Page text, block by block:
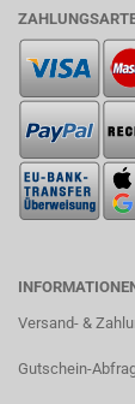
Versand- &
Gutschein-